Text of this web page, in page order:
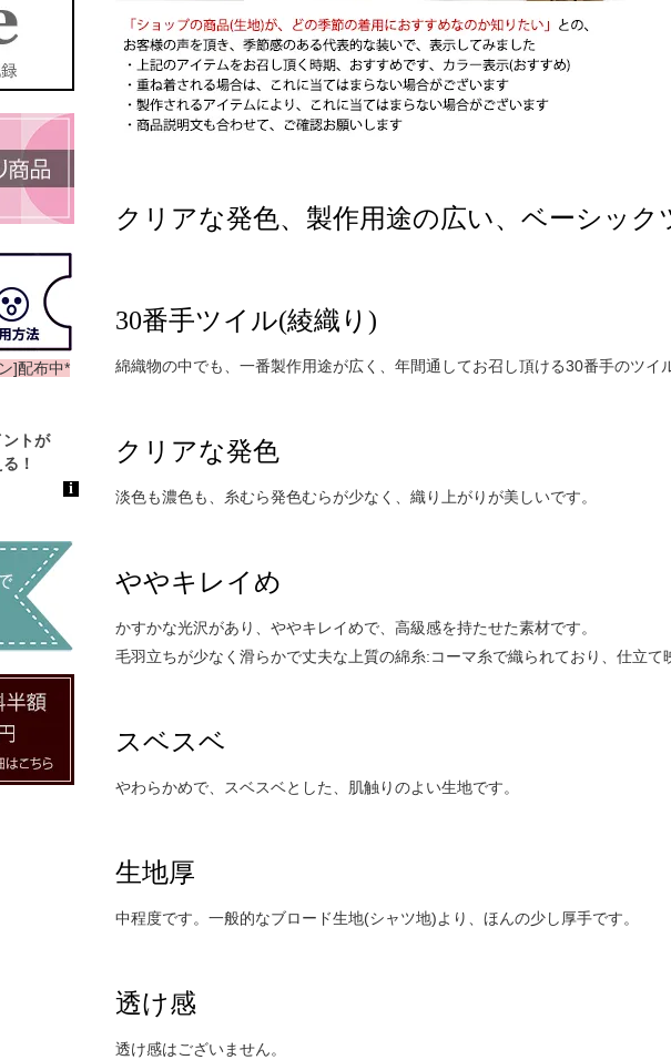
クリアな発色、製作用途の広い、ベーシック
30番手ツイル(綾織り)
綿織物の中でも、一番製作用途が広く、年間通してお召し頂ける30番手のツイ
クリアな発色
淡色も濃色も、糸むら発色むらが少なく、織り上がりが美しいです。
ややキレイめ
かすかな光沢があり、ややキレイめで、高級感を持たせた素材です。
毛羽立ちが少なく滑らかで丈夫な上質の綿糸:コーマ糸で織られており、仕立て
スベスベ
やわらかめで、スベスベとした、肌触りのよい生地です。
生地厚
中程度です。一般的なブロード生地(シャツ地)より、ほんの少し厚手です。
透け感
透け感はございません。
]配布中*